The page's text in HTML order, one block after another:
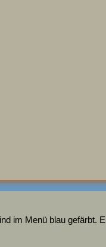
im Menü blau gefärbt.